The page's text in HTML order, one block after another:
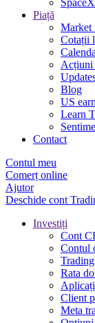
Piață
Market
Cotații
Acțiuni
Blog
US
Learn
Contact
Contul meu
Comerț online
Ajutor
Deschide cont
Investiți
Cont
Contul
Rata
Client
Meta